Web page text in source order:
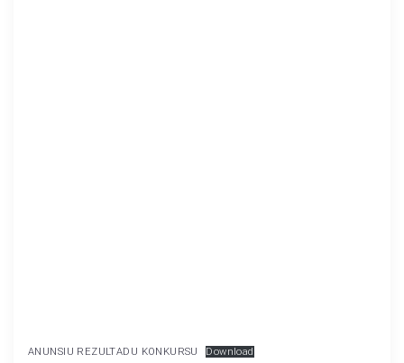
ANUNSIU REZULTADU KONKURSU Download